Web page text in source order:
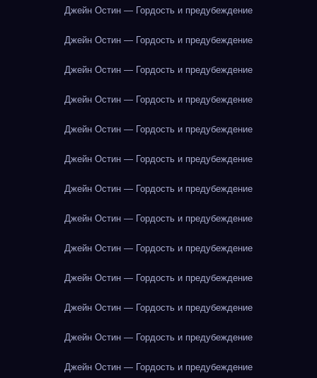
Джейн Остин — Гордость и предубеждение
Джейн Остин — Гордость и предубеждение
Джейн Остин — Гордость и предубеждение
Джейн Остин — Гордость и предубеждение
Джейн Остин — Гордость и предубеждение
Джейн Остин — Гордость и предубеждение
Джейн Остин — Гордость и предубеждение
Джейн Остин — Гордость и предубеждение
Джейн Остин — Гордость и предубеждение
Джейн Остин — Гордость и предубеждение
Джейн Остин — Гордость и предубеждение
Джейн Остин — Гордость и предубеждение
Джейн Остин — Гордость и предубеждение